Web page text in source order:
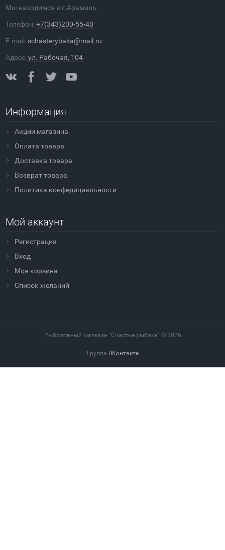
Мы находимся в г.Арамиль.
Телефон:+7(343)200-55-40
E-mail: schasterybaka@mail.ru
Адрес:ул. Рабочая, 104
Информация
Акции магазина
Оплата товара
Доставка товара
Возврат товара
Политика конфедициальности
Мой аккаунт
Регистрация
Вход
Моя корзина
Cписок желаний
Рыболовный магазин "Счастье рыбака" © 2026
Группа ВКонтакте